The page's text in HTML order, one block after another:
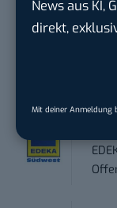
News aus KI,
direkt,
Mit deiner Anmeldung